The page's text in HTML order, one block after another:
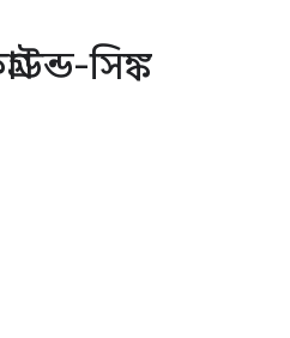
সিঙ্ক